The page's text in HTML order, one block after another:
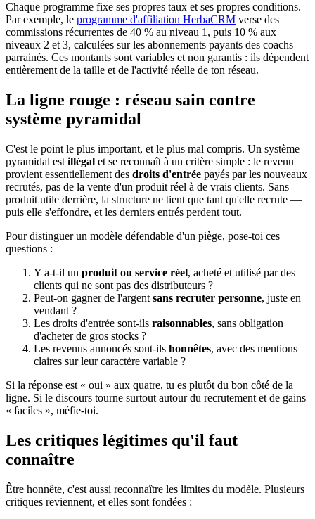
Chaque programme fixe ses propres taux et ses propres conditions.
Par exemple, le programme d'affiliation HerbaCRM verse des
commissions récurrentes de 40 % au niveau 1, puis 10 % aux
niveaux 2 et 3, calculées sur les abonnements payants des coachs
parrainés. Ces montants sont variables et non garantis : ils dépendent
entièrement de la taille et de l'activité réelle de ton réseau.
La ligne rouge : réseau sain contre
système pyramidal
C'est le point le plus important, et le plus mal compris. Un système
pyramidal est illégal et se reconnaît à un critère simple : le revenu
provient essentiellement des droits d'entrée payés par les nouveaux
recrutés, pas de la vente d'un produit réel à de vrais clients. Sans
produit utile derrière, la structure ne tient que tant qu'elle recrute —
puis elle s'effondre, et les derniers entrés perdent tout.
Pour distinguer un modèle défendable d'un piège, pose-toi ces
questions :
Y a-t-il un produit ou service réel, acheté et utilisé par des
clients qui ne sont pas des distributeurs ?
Peut-on gagner de l'argent sans recruter personne, juste en
vendant ?
Les droits d'entrée sont-ils raisonnables, sans obligation
d'acheter de gros stocks ?
Les revenus annoncés sont-ils honnêtes, avec des mentions
claires sur leur caractère variable ?
Si la réponse est « oui » aux quatre, tu es plutôt du bon côté de la
ligne. Si le discours tourne surtout autour du recrutement et de gains
« faciles », méfie-toi.
Les critiques légitimes qu'il faut
connaître
Être honnête, c'est aussi reconnaître les limites du modèle. Plusieurs
critiques reviennent, et elles sont fondées :